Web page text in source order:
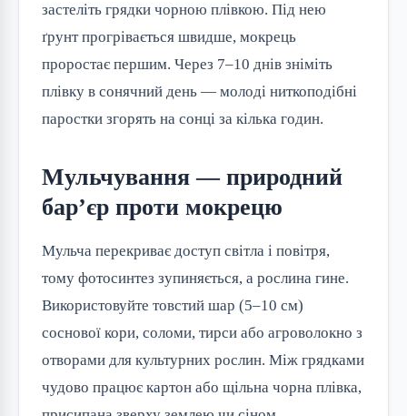
застеліть грядки чорною плівкою. Під нею
ґрунт прогрівається швидше, мокрець
проростає першим. Через 7–10 днів зніміть
плівку в сонячний день — молоді ниткоподібні
паростки згорять на сонці за кілька годин.
Мульчування — природний
бар’єр проти мокрецю
Мульча перекриває доступ світла і повітря,
тому фотосинтез зупиняється, а рослина гине.
Використовуйте товстий шар (5–10 см)
соснової кори, соломи, тирси або агроволокно з
отворами для культурних рослин. Між грядками
чудово працює картон або щільна чорна плівка,